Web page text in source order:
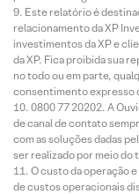
Este relatório é
relacionamento da XP
investimentos da XP e
da XP. Fica proibida sua
no todo ou em parte,
consentimento expresso
0800 77 20202. A
de canal de contato
com as soluções dadas
ser realizado por meio do
O custo da operação
de custos operacionais